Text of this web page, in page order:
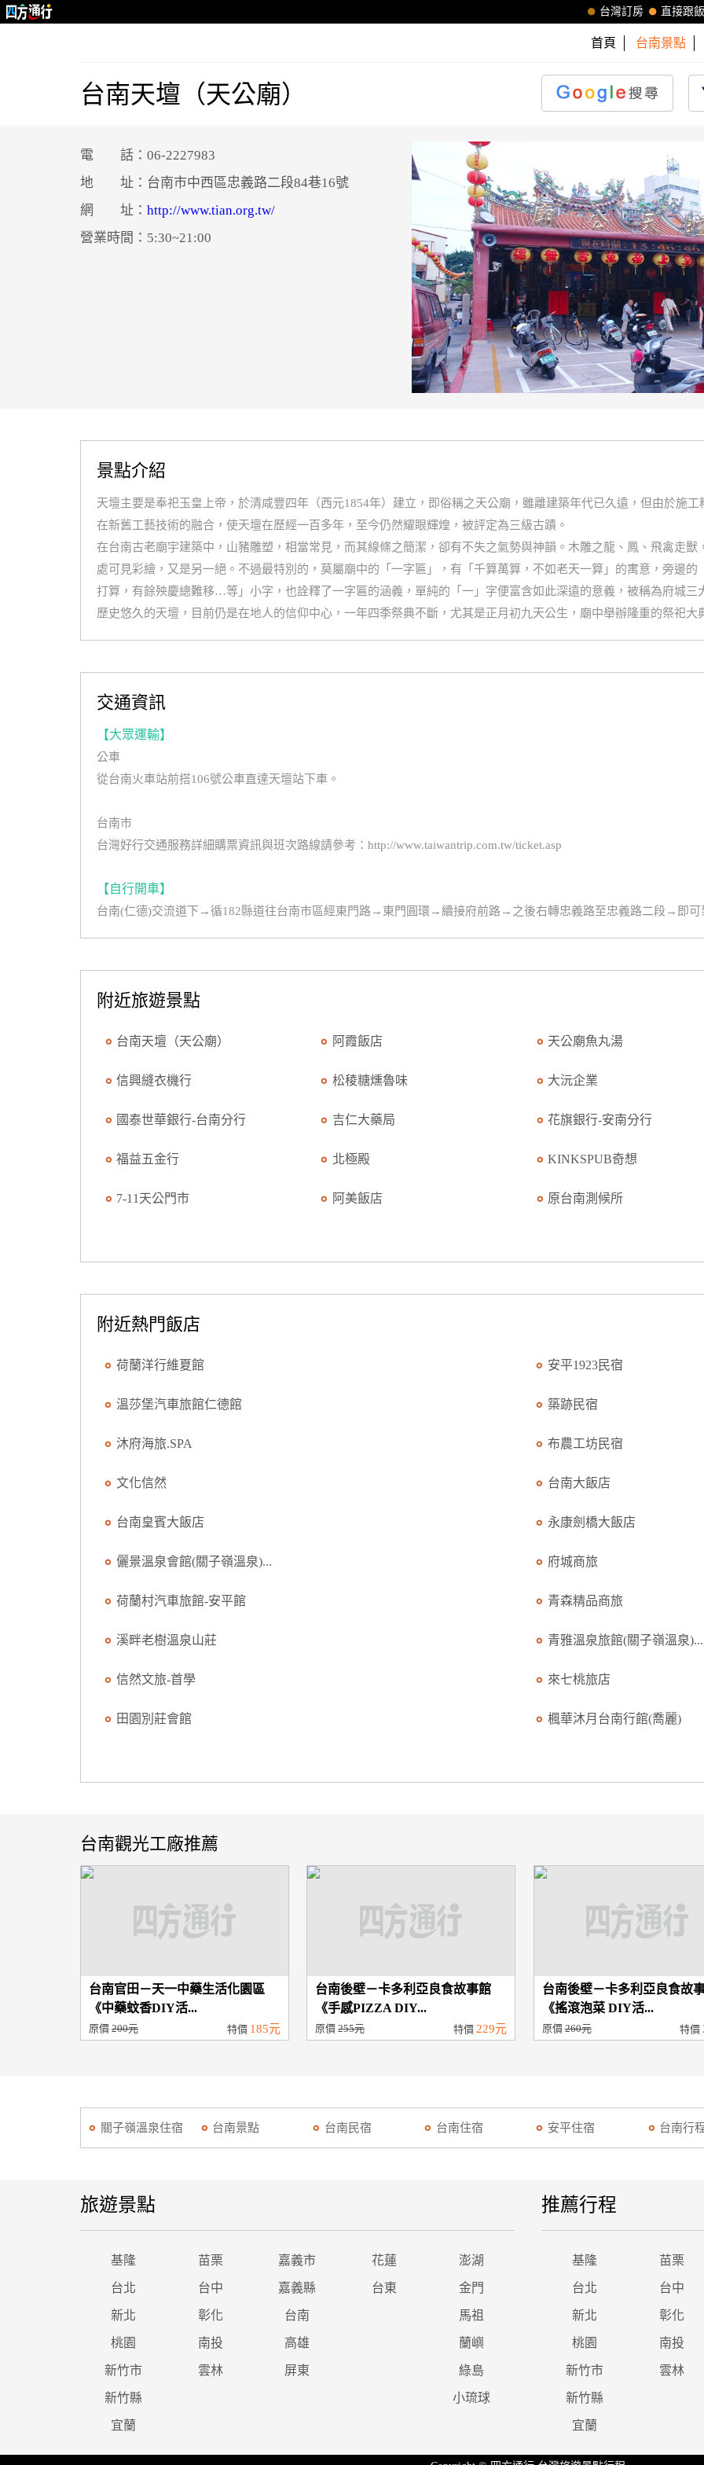
直接跟
台灣訂房
首頁 台南景點
台南天壇（天公廟）
電 話：06-2227983
地 址：台南市中西區忠義路二段84巷16號
網 址： http://www.tian.org.tw/
營業時間：5:30~21:00
景點介紹
天壇主要是奉祀玉皇上帝，於清咸豐四年（西元1854年）建立，即俗稱之天公廟，雖離建築年代已久遠，但由於施
在新舊工藝技術的融合，使天壇在歷經一百多年，至今仍然耀眼輝煌，被評定為三級古蹟。
在台南古老廟宇建築中，山豬雕塑，相當常見，而其線條之簡潔，卻有不失之氣勢與神韻。木雕之龍、鳳、飛禽走
處可見彩繪，又是另一絕。不過最特別的，莫屬廟中的「一字匾」，有「千算萬算，不如老天一算」的寓意，旁邊
打算，有餘殃慶總難移…等」小字，也詮釋了一字匾的涵義，單純的「一」字便富含如此深遠的意義，被稱為府城
歷史悠久的天壇，目前仍是在地人的信仰中心，一年四季祭典不斷，尤其是正月初九天公生，廟中舉辦隆重的祭祀
交通資訊
【大眾運輸】
公車
從台南火車站前搭106號公車直達天壇站下車。
台南市
台灣好行交通服務詳細購票資訊與班次路線請參考：http://www.taiwantrip.com.tw/ticket.asp
【自行開車】
台南(仁德)交流道下→循182縣道往台南市區經東門路→東門圓環→續接府前路→之後右轉忠義路至忠義路二段→即可
附近旅遊景點
台南天壇（天公廟） 阿霞飯店 天公廟魚丸湯
信興縫衣機行 松稜糖燻魯味 大沅企業
國泰世華銀行-台南分行 吉仁大藥局 花旗銀行-安南分行
福益五金行 北極殿 KINKSPUB奇想
7-11天公門市 阿美飯店 原台南測候所
附近熱門飯店
荷蘭洋行維夏館 安平1923民宿
溫莎堡汽車旅館仁德館 築跡民宿
沐府海旅.SPA 布農工坊民宿
文化信然 台南大飯店
台南皇賓大飯店 永康劍橋大飯店
儷景溫泉會館(關子嶺溫泉)... 府城商旅
荷蘭村汽車旅館-安平館 青森精品商旅
溪畔老樹溫泉山莊 青雅溫泉旅館(關子嶺溫泉)...
信然文旅-首學 來七桃旅店
田園別莊會館 楓華沐月台南行館(喬麗)
台南觀光工廠推薦
台南官田－天一中藥生活化園區
《中藥蚊香DIY活...
原價 200元 特價 185元
台南後壁－卡多利亞良食故事館
《手感PIZZA DIY...
原價255元 特價229元
台南後壁－卡多利亞良食故
《搖滾泡菜 DIY活...
原價260元 特價
關子嶺溫泉住宿 台南景點 台南民宿 台南住宿 安平住宿 台南行
旅遊景點
基隆 苗栗 嘉義市 花蓮 澎湖
台北 台中 嘉義縣 台東 金門
新北 彰化 台南 馬祖
桃園 南投 高雄 蘭嶼
新竹市 雲林 屏東 綠島
新竹縣 小琉球
宜蘭
推薦行程
基隆 苗栗
台北 台中
新北 彰化
桃園 南投
新竹市 雲林
新竹縣
宜蘭